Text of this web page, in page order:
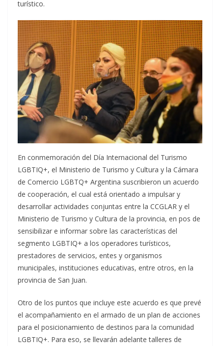
turístico.
En conmemoración del Día Internacional del Turismo
LGBTIQ+, el Ministerio de Turismo y Cultura y la Cámara
de Comercio LGBTQ+ Argentina suscribieron un acuerdo
de cooperación, el cual está orientado a impulsar y
desarrollar actividades conjuntas entre la CCGLAR y el
Ministerio de Turismo y Cultura de la provincia, en pos de
sensibilizar e informar sobre las características del
segmento LGBTIQ+ a los operadores turísticos,
prestadores de servicios, entes y organismos
municipales, instituciones educativas, entre otros, en la
provincia de San Juan.
Otro de los puntos que incluye este acuerdo es que prevé
el acompañamiento en el armado de un plan de acciones
para el posicionamiento de destinos para la comunidad
LGBTIQ+. Para eso, se llevarán adelante talleres de